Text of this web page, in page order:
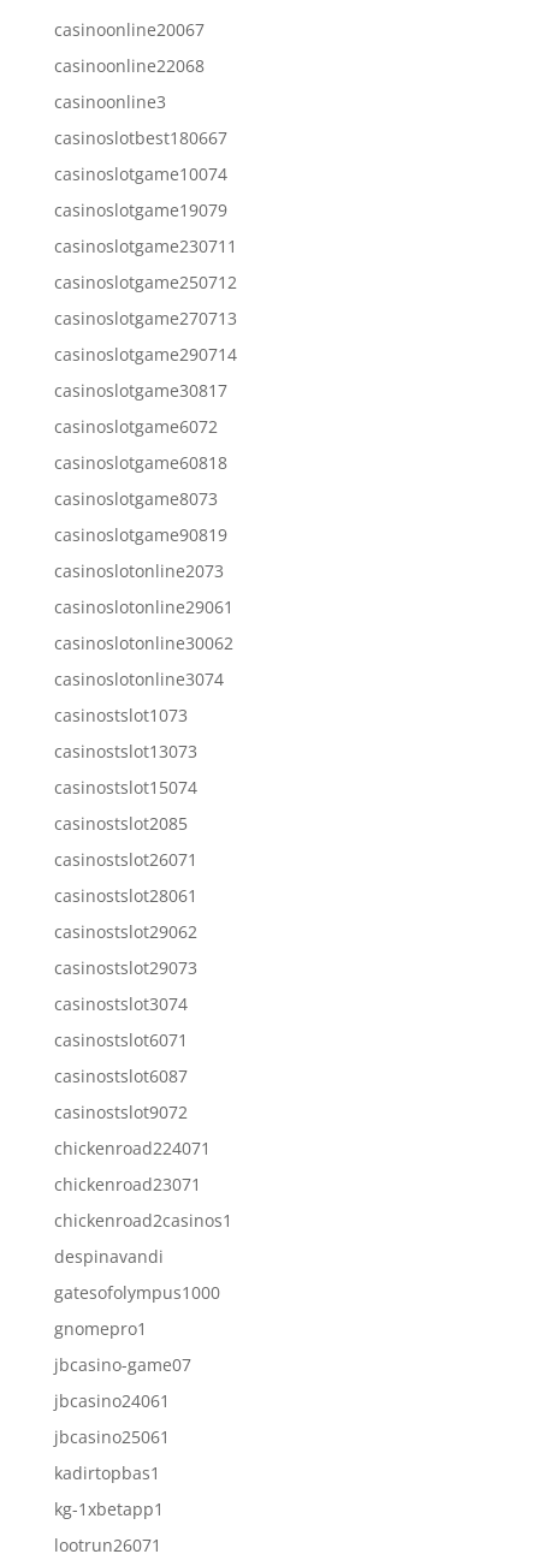
casinoonline20067
casinoonline22068
casinoonline3
casinoslotbest180667
casinoslotgame10074
casinoslotgame19079
casinoslotgame230711
casinoslotgame250712
casinoslotgame270713
casinoslotgame290714
casinoslotgame30817
casinoslotgame6072
casinoslotgame60818
casinoslotgame8073
casinoslotgame90819
casinoslotonline2073
casinoslotonline29061
casinoslotonline30062
casinoslotonline3074
casinostslot1073
casinostslot13073
casinostslot15074
casinostslot2085
casinostslot26071
casinostslot28061
casinostslot29062
casinostslot29073
casinostslot3074
casinostslot6071
casinostslot6087
casinostslot9072
chickenroad224071
chickenroad23071
chickenroad2casinos1
despinavandi
gatesofolympus1000
gnomepro1
jbcasino-game07
jbcasino24061
jbcasino25061
kadirtopbas1
kg-1xbetapp1
lootrun26071